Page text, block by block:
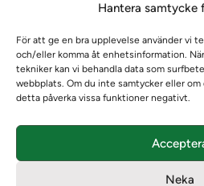
Hantera samtycke
För att ge en bra upplevelse använder vi
och/eller komma åt enhetsinformation.
tekniker kan vi behandla data som
webbplats. Om du inte samtycker eller
detta påverka vissa funktioner negativt.
Neka
Om oss
Om Ladokkonsortiet
Ladokkonsortiet internationellt
Vision, strategi och produktplan